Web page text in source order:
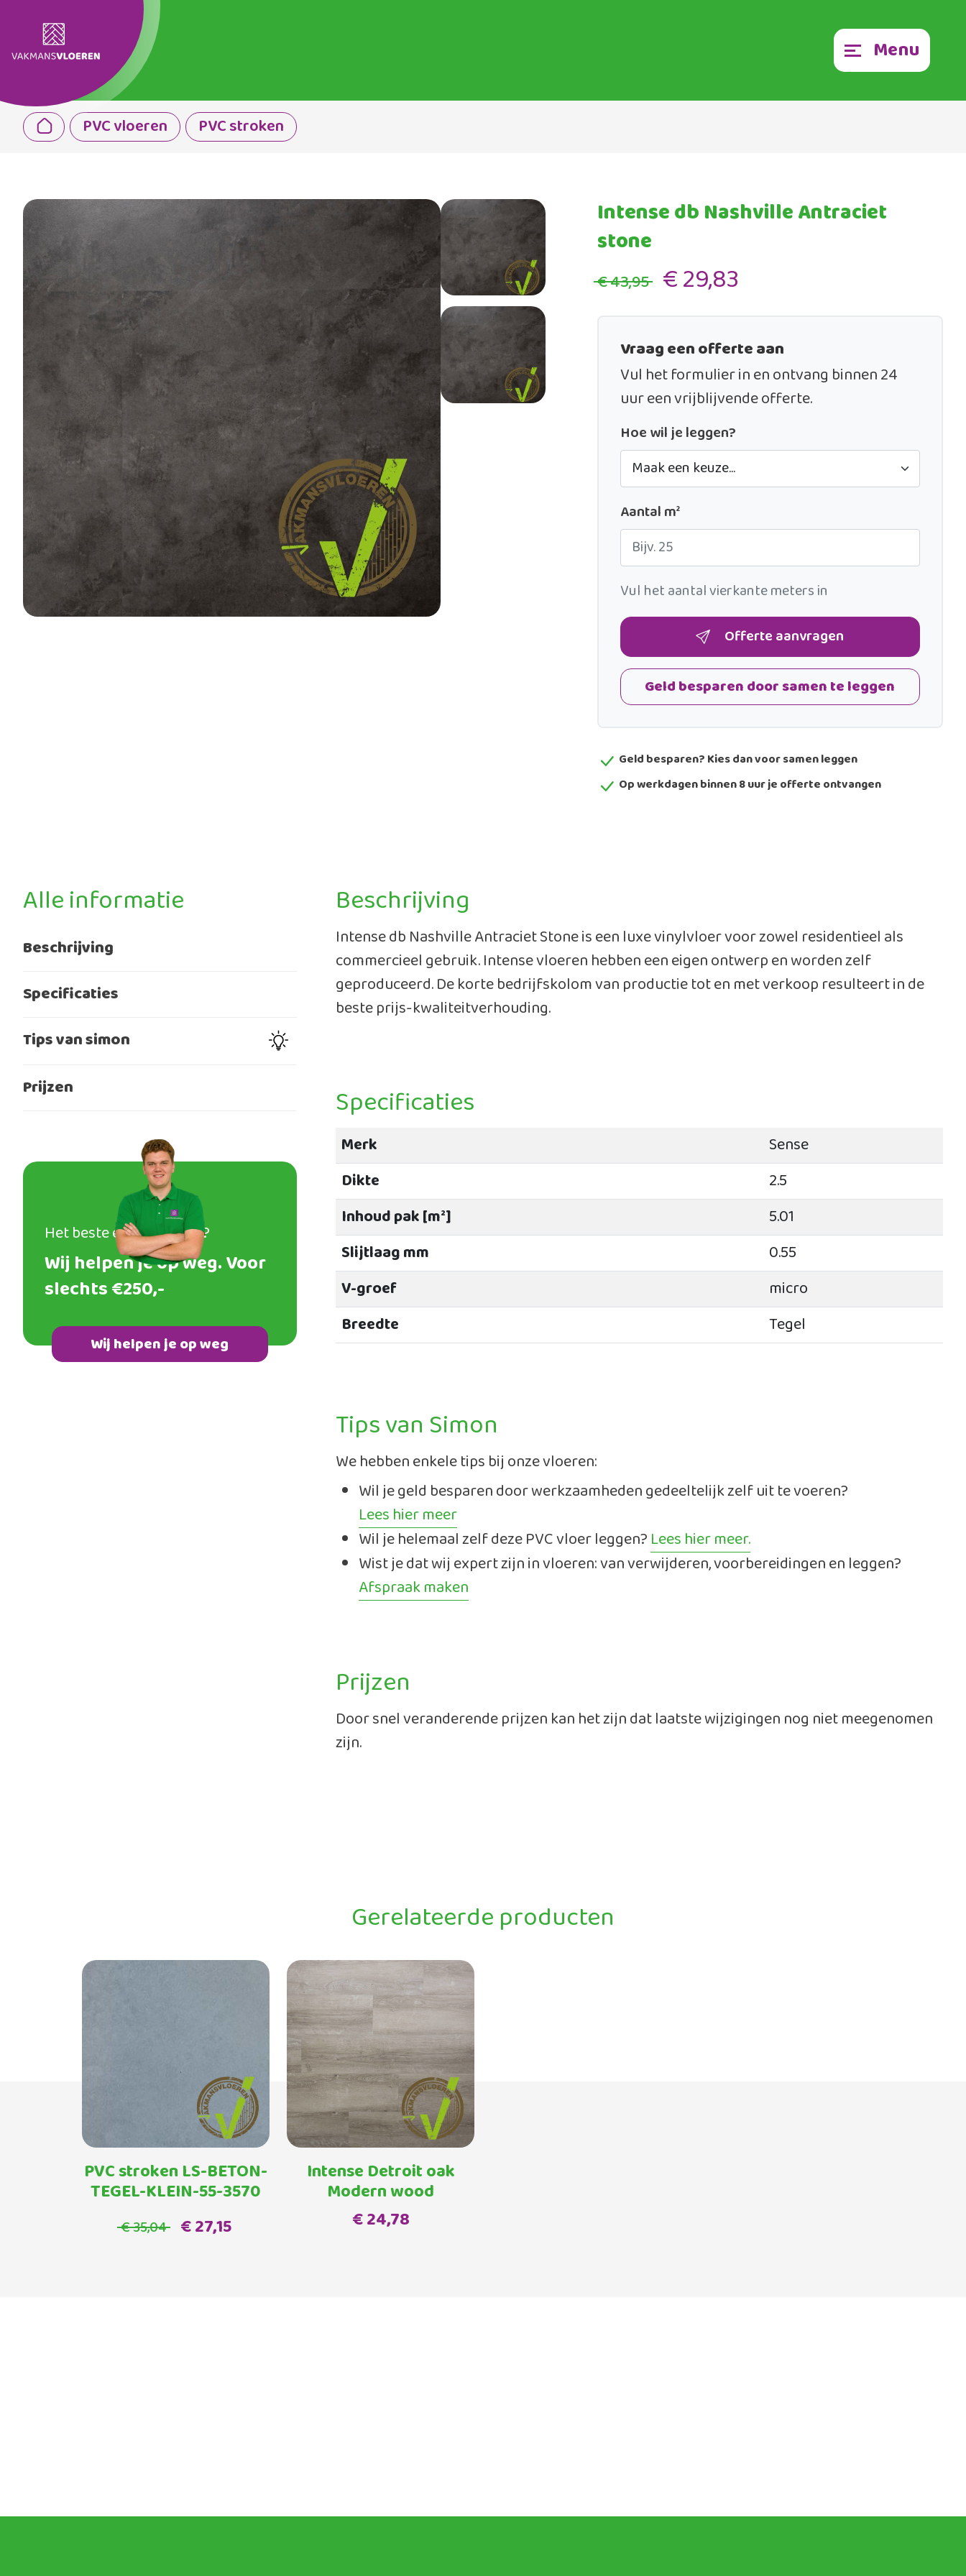
Menu
PVC vloeren PVC stroken
Intense db Nashville Antraciet
stone
€ 43,95 € 29,83
Vraag een offerte aan
Vul het formulier in en ontvang binnen 24
uur een vrijblijvende offerte.
Hoe wil je leggen?
Aantal m²
Vul het aantal vierkante meters in
Offerte aanvragen
Geld besparen door samen te leggen
Geld besparen? Kies dan voor samen leggen
Op werkdagen binnen 8 uur je offerte ontvangen
Alle informatie
Beschrijving
Specificaties
Tips van simon
Prijzen
Het beste eindresultaat?
Wij helpen je op weg. Voor
slechts €250,-
Wij helpen je op weg
Beschrijving
Intense db Nashville Antraciet Stone is een luxe vinylvloer voor zowel residentieel als
commercieel gebruik. Intense vloeren hebben een eigen ontwerp en worden zelf
geproduceerd. De korte bedrijfskolom van productie tot en met verkoop resulteert in de
beste prijs-kwaliteitverhouding.
Specificaties
Merk
Sense
Dikte
2.5
Inhoud pak [m²]
5.01
Slijtlaag mm
0.55
V-groef
micro
Breedte
Tegel
Tips van Simon
We hebben enkele tips bij onze vloeren:
Wil je geld besparen door werkzaamheden gedeeltelijk zelf uit te voeren?
Lees hier meer
Wil je helemaal zelf deze PVC vloer leggen?Lees hier meer.
Wist je dat wij expert zijn in vloeren: van verwijderen, voorbereidingen en leggen?
Afspraak maken
Prijzen
Door snel veranderende prijzen kan het zijn dat laatste wijzigingen nog niet meegenomen
zijn.
Gerelateerde producten
PVC stroken LS-BETON-
TEGEL-KLEIN-55-3570
€ 35,04 € 27,15
Intense Detroit oak
Modern wood
€ 24,78